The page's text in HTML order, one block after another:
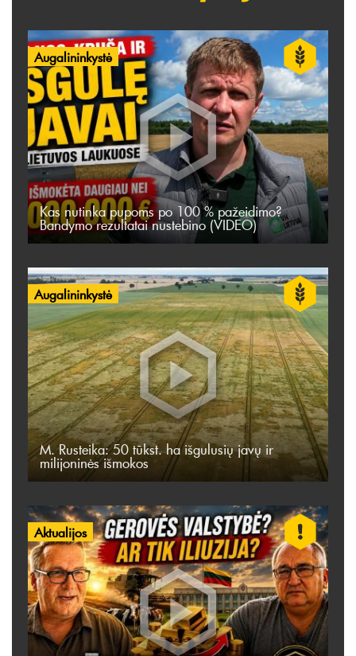
Augalininkystė
Kas nutinka pupoms po 100 % pažeidimo?
Bandymo rezultatai nustebino (VIDEO)
Augalininkystė
M. Rusteika: 50 tūkst. ha išgulusių javų ir
milijoninės išmokos
Aktualijos